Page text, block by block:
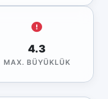
4.3
MAX. BÜYÜKLÜK